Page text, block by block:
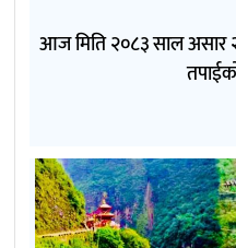
आज मिति २०८३ साल असार